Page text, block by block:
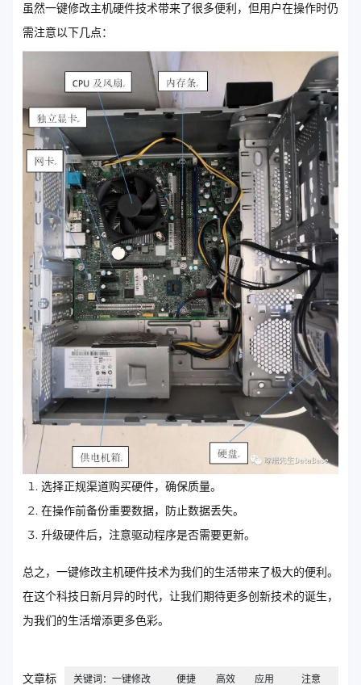
虽然一键修改主机硬件技术带来了很多便利，但用户在操作时仍
需注意以下几点：
选择正规渠道购买硬件，确保质量。
在操作前备份重要数据，防止数据丢失。
升级硬件后，注意驱动程序是否需要更新。
总之，一键修改主机硬件技术为我们的生活带来了极大的便利。
在这个科技日新月异的时代，让我们期待更多创新技术的诞生，
为我们的生活增添更多色彩。
文章标 关键词：一键修改 便捷 高效 应用 注意